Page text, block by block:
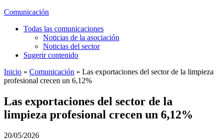
Comunicación
Todas las comunicaciones
Noticias de la asociación
Noticias del sector
Sugerir contenido
Inicio » Comunicación » Las exportaciones del sector de la limpieza
profesional crecen un 6,12%
Las exportaciones del sector de la
limpieza profesional crecen un 6,12%
20/05/2026